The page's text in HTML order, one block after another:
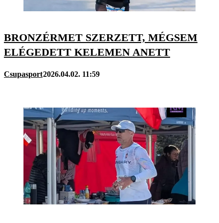
BRONZÉRMET SZERZETT, MÉGSEM
ELÉGEDETT KELEMEN ANETT
Csupasport2026.04.02. 11:59